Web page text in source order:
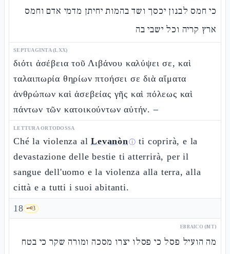
כי חמס לבנון יכסך ושד בהמות יחיתן מדמי אדם וחמס
ארץ קריה וכל ישבי בה
SEPTUAGINTA (LXX)
διότι ἀσέβεια τοῦ Λιβάνου καλύψει σε, καὶ
ταλαιπωρία θηρίων πτοήσει σε διὰ αἵματα
ἀνθρώπων καὶ ἀσεβείας γῆς καὶ πόλεως καὶ
πάντων τῶν κατοικούντων αὐτήν. –
LETTURA ORTODOSSA
Ché la violenza alLevanònⓘ ti coprirà, e la
devastazione delle bestie ti atterrirà, per il
sangue dell'uomo e la violenza alla terra, alla
città e a tutti i suoi abitanti.
18 🗝️3
EBRAICO (MT)
מה הועיל פסל כי פסלו יצרו מסכה ומורה שקר כי בטח